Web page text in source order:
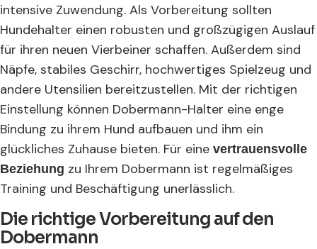
intensive Zuwendung. Als Vorbereitung sollten
Hundehalter einen robusten und großzügigen Auslauf
für ihren neuen Vierbeiner schaffen. Außerdem sind
Näpfe, stabiles Geschirr, hochwertiges Spielzeug und
andere Utensilien bereitzustellen. Mit der richtigen
Einstellung können Dobermann-Halter eine enge
Bindung zu ihrem Hund aufbauen und ihm ein
glückliches Zuhause bieten. Für eine vertrauensvolle
Beziehung zu Ihrem Dobermann ist regelmäßiges
Training und Beschäftigung unerlässlich.
Die richtige Vorbereitung auf den
Dobermann